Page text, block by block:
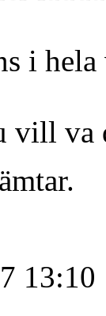
i
vill va
13:10